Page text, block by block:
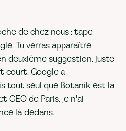
de chez nous : tape
Tu verras apparaître
deuxième suggestion, juste
court. Google a
tout seul que Botanik est la
GEO de Paris, je n'ai
là-dedans.